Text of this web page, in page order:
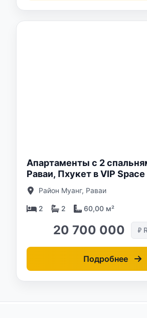
Апартаменты с 2
Раваи, Пхукет в VIP
Район Муанг, Раваи
2 2 60,00 м²
20 700 000 ₽
Подробнее